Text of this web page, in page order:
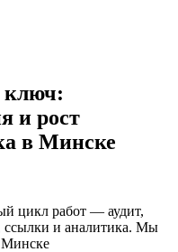
ключ:
и рост
в Минске
цикл работ — аудит,
ссылки и аналитика. Мы
Минске